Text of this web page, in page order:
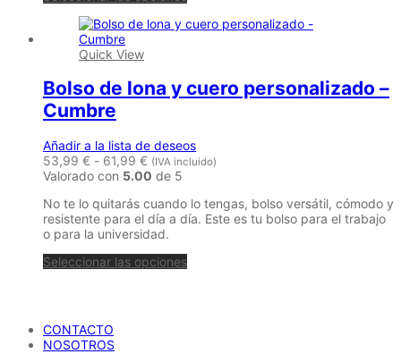
Quick View
Bolso de lona y cuero personalizado –
Cumbre
Añadir a la lista de deseos
53,99 € - 61,99 €Rango
de
desde
53,99 €
hasta
61,99 €
(IVA incluido)
Valorado con 5.00 de 5
No te lo quitarás cuando lo tengas, bolso versátil, cómodo y
resistente para el día a día. Este es tu bolso para el trabajo
o para la universidad.
Seleccionar las opcionesEste
CONTACTO
NOSOTROS